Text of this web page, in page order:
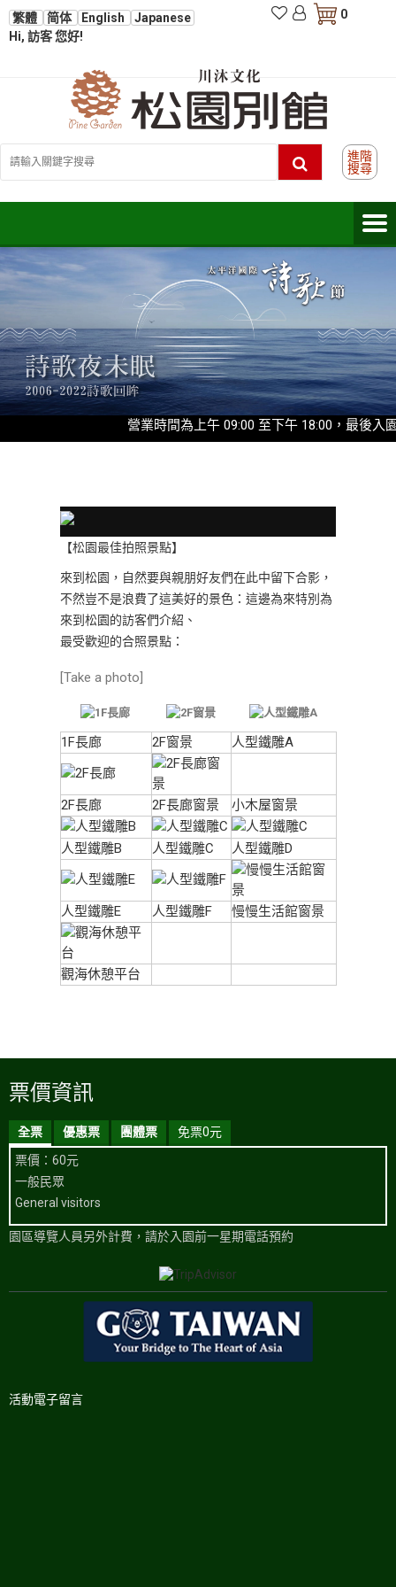
繁體 简体 English
Japanese
Hi, 訪客 您好!
0
進階
搜尋
營業時間為上午 09:00 至下午 18:00，最後入
【松園最佳拍照景點】
來到松園，自然要與親朋好友們在此中留下合影，
不然豈不是浪費了這美好的景色：這邊為來特別為
來到松園的訪客們介紹、
最受歡迎的合照景點：
[Take a photo]
1F長廊 2F窗景 人型鐵雕A
2F長廊 2F長廊窗景 小木屋窗景
人型鐵雕B 人型鐵雕C 人型鐵雕D
人型鐵雕E 人型鐵雕F 慢慢生活館窗景
觀海休憩平台
票價資訊
全票 優惠票 團體票
免票0元
票價：60元
一般民眾
General visitors
園區導覽人員另外計費，請於入園前一星期電話預約
活動電子留言